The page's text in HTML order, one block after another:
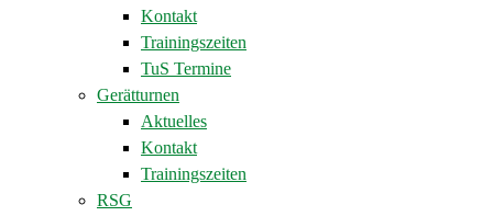
Kontakt
Trainingszeiten
TuS Termine
Gerätturnen
Aktuelles
Kontakt
Trainingszeiten
RSG